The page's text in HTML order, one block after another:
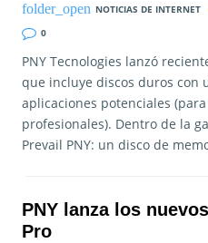
NOTICIAS DE INTERNET
0
PNY Tecnologies lanzó
que incluye discos duros con
aplicaciones potenciales
profesionales). Dentro de la
Prevail PNY: un disco de
PNY lanza los
Pro